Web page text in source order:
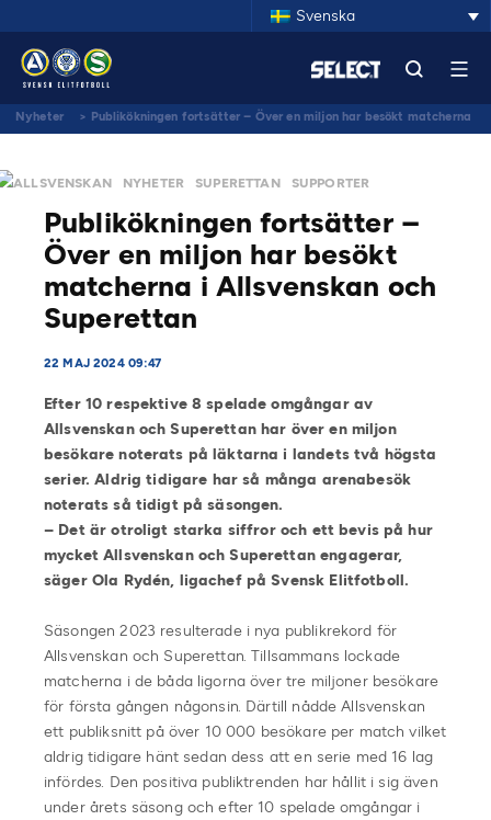
Svenska
Nyheter > Publikökningen fortsätter – Över en miljon har besökt matcherna
ALLSVENSKAN NYHETER SUPERETTAN SUPPORTER
Publikökningen fortsätter –
Över en miljon har besökt
matcherna i Allsvenskan och
Superettan
22 MAJ 2024 09:47
Efter 10 respektive 8 spelade omgångar av
Allsvenskan och Superettan har över en miljon
besökare noterats på läktarna i landets två högsta
serier. Aldrig tidigare har så många arenabesök
noterats så tidigt på säsongen.
– Det är otroligt starka siffror och ett bevis på hur
mycket Allsvenskan och Superettan engagerar,
säger Ola Rydén, ligachef på Svensk Elitfotboll.
Säsongen 2023 resulterade i nya publikrekord för
Allsvenskan och Superettan. Tillsammans lockade
matcherna i de båda ligorna över tre miljoner besökare
för första gången någonsin. Därtill nådde Allsvenskan
ett publiksnitt på över 10 000 besökare per match vilket
aldrig tidigare hänt sedan dess att en serie med 16 lag
infördes. Den positiva publiktrenden har hållit i sig även
under årets säsong och efter 10 spelade omgångar i